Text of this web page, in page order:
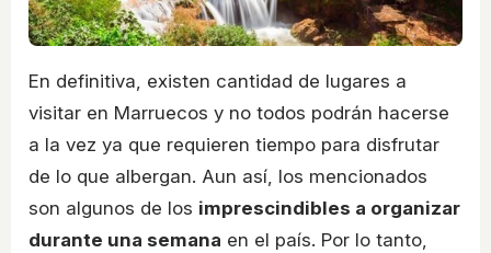
En definitiva, existen cantidad de lugares a
visitar en Marruecos y no todos podrán hacerse
a la vez ya que requieren tiempo para disfrutar
de lo que albergan. Aun así, los mencionados
son algunos de los imprescindibles a organizar
durante una semana en el país. Por lo tanto,